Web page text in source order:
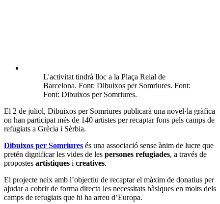
L'activitat tindrà lloc a la Plaça Reial de
Barcelona. Font: Dibuixos per Somriures. Font:
Font: Dibuixos per Somriures.
El 2 de juliol, Dibuixos per Somriures publicarà una novel·la gràfica
on han participat més de 140 artistes per recaptar fons pels camps de
refugiats a Grècia i Sèrbia.
Dibuixos per Somriures és una associació sense ànim de lucre que
pretén dignificar les vides de les persones refugiades, a través de
propostes artístiques i creatives.
El projecte neix amb l’objectiu de recaptar el màxim de donatius per
ajudar a cobrir de forma directa les necessitats bàsiques en molts dels
camps de refugiats que hi ha arreu d’Europa.